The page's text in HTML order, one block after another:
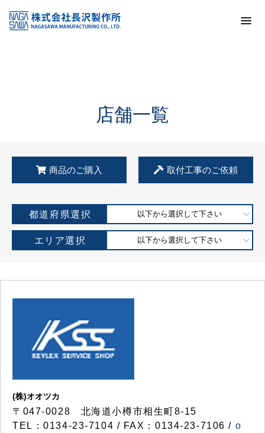
KSS加盟店・取扱店情報
店舗一覧
店舗一覧
商品のご購入 取付工事のご依頼
都道府県選択 以下から選択して下さい
エリア選択 以下から選択して下さい
(株)オオツカ
〒047-0028 北海道小樽市相生町8-15
TEL：0134-23-7104 / FAX：0134-23-7106 / o